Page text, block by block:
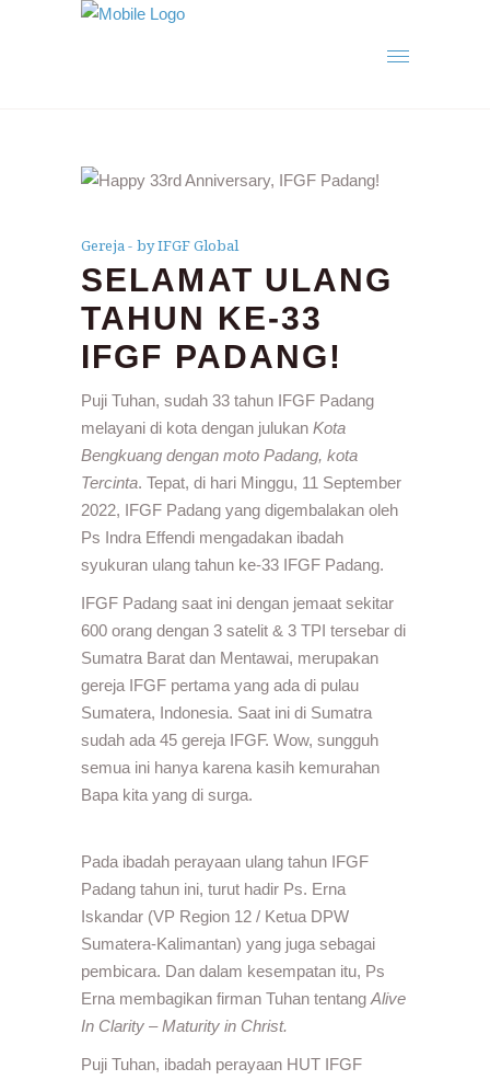
Gereja by IFGF Global
SELAMAT ULANG
TAHUN KE-33
IFGF PADANG!
Puji Tuhan, sudah 33 tahun IFGF Padang
melayani di kota dengan julukan Kota
Bengkuang dengan moto Padang, kota
Tercinta. Tepat, di hari Minggu, 11 September
2022, IFGF Padang yang digembalakan oleh
Ps Indra Effendi mengadakan ibadah
syukuran ulang tahun ke-33 IFGF Padang.
IFGF Padang saat ini dengan jemaat sekitar
600 orang dengan 3 satelit & 3 TPI tersebar di
Sumatra Barat dan Mentawai, merupakan
gereja IFGF pertama yang ada di pulau
Sumatera, Indonesia. Saat ini di Sumatra
sudah ada 45 gereja IFGF. Wow, sungguh
semua ini hanya karena kasih kemurahan
Bapa kita yang di surga.
Pada ibadah perayaan ulang tahun IFGF
Padang tahun ini, turut hadir Ps. Erna
Iskandar (VP Region 12 / Ketua DPW
Sumatera-Kalimantan) yang juga sebagai
pembicara. Dan dalam kesempatan itu, Ps
Erna membagikan firman Tuhan tentang Alive
In Clarity – Maturity in Christ.
Puji Tuhan, ibadah perayaan HUT IFGF